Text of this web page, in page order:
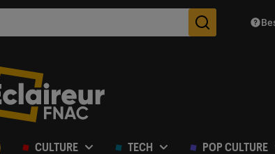
Des
CULTURE TECH POP CULTURE